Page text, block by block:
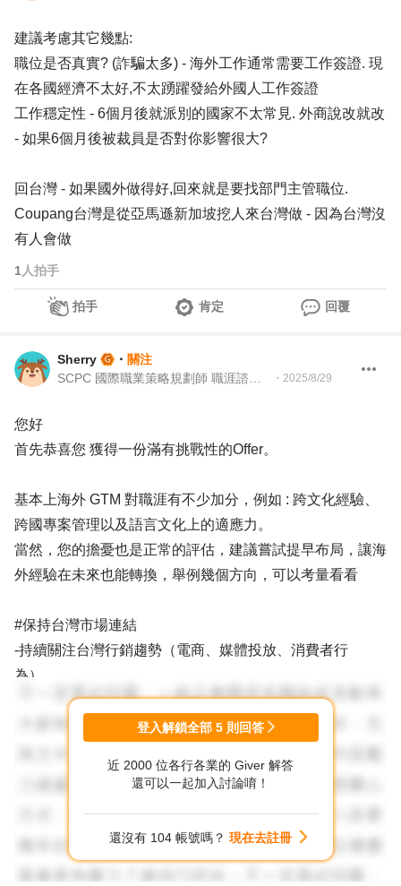
建議考慮其它幾點:
職位是否真實? (詐騙太多) - 海外工作通常需要工作簽證. 現
在各國經濟不太好,不太踴躍發給外國人工作簽證
工作穩定性 - 6個月後就派別的國家不太常見. 外商說改就改
- 如果6個月後被裁員是否對你影響很大?
回台灣 - 如果國外做得好,回來就是要找部門主管職位.
Coupang台灣是從亞馬遜新加坡挖人來台灣做 - 因為台灣沒
有人會做
1 人拍手
拍手 肯定 回覆
Sherry ・ 關注
・ 2025/8/29
您好
首先恭喜您 獲得一份滿有挑戰性的Offer。
基本上海外 GTM 對職涯有不少加分，例如 : 跨文化經驗、
跨國專案管理以及語言文化上的適應力。
當然，您的擔憂也是正常的評估，建議嘗試提早布局，讓海
外經驗在未來也能轉換，舉例幾個方向，可以考量看看
#保持台灣市場連結
-持續關注台灣行銷趨勢（電商、媒體投放、消費者行
為）。
-運用 LinkedIn、行銷社群、台灣行銷活動等，經營人脈。
-市場研究 → 消費者需求分析
登入解鎖全部 5 則回答
近 2000 位各行各業的 Giver 解答
還可以一起加入討論唷！
還沒有 104 帳號嗎？ 現在去註冊